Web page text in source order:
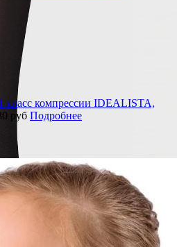
класс компрессии IDEALISTA,
руб Подробнее